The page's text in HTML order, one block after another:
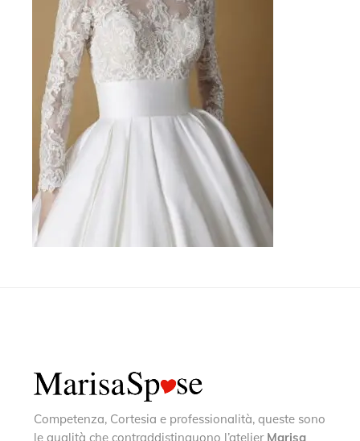
Competenza, Cortesia e professionalità, queste sono
le qualità che contraddistinguono l’atelier Marisa